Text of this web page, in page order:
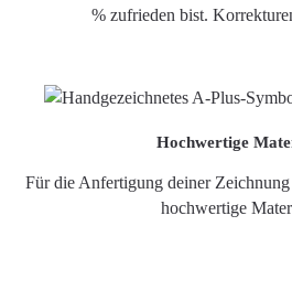
% zufrieden bist.
Hochwertige
Für die Anfertigung deiner
hochwertige